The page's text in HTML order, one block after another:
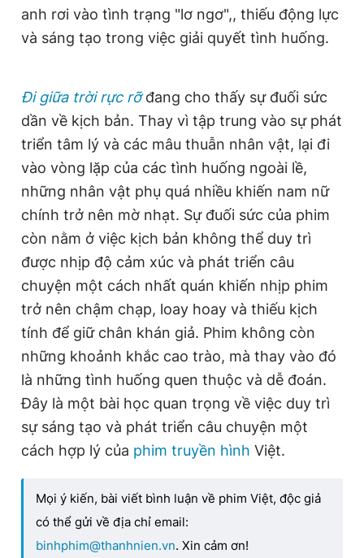
anh rơi vào tình trạng "lơ ngơ",, thiếu động lực
và sáng tạo trong việc giải quyết tình huống.
Đi giữa trời rực rỡđang cho thấy sự đuối sức
dần về kịch bản. Thay vì tập trung vào sự phát
triển tâm lý và các mâu thuẫn nhân vật, lại đi
vào vòng lặp của các tình huống ngoài lề,
những nhân vật phụ quá nhiều khiến nam nữ
chính trở nên mờ nhạt. Sự đuối sức của phim
còn nằm ở việc kịch bản không thể duy trì
được nhịp độ cảm xúc và phát triển câu
chuyện một cách nhất quán khiến nhịp phim
trở nên chậm chạp, loay hoay và thiếu kịch
tính để giữ chân khán giả. Phim không còn
những khoảnh khắc cao trào, mà thay vào đó
là những tình huống quen thuộc và dễ đoán.
Đây là một bài học quan trọng về việc duy trì
sự sáng tạo và phát triển câu chuyện một
cách hợp lý của phim truyền hình Việt.
Mọi ý kiến, bài viết bình luận về phim Việt, độc giả
có thể gửi về địa chỉ email:
binhphim@thanhnien.vn. Xin cảm ơn!